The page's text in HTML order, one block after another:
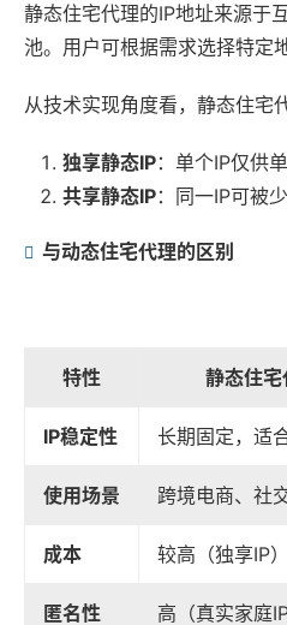
静态住宅代理的IP地址来源于
池。用户可根据需求选择特定
从技术实现角度看，静态住宅
独享静态IP：单个IP仅供
共享静态IP：同一IP可被
与动态住宅代理的区别
特性 静态住宅
IP稳定性 长期固定，适
使用场景 跨境电商、社
成本 较高（独享IP）
匿名性 高（真实家庭IP